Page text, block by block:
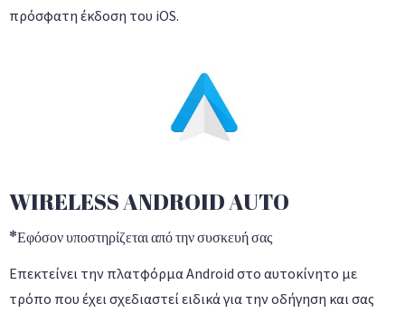
πρόσφατη έκδοση του iOS.
WIRELESS ANDROID AUTO
*Εφόσον υποστηρίζεται από την συσκευή σας
Επεκτείνει την πλατφόρμα Android στο αυτοκίνητο με
τρόπο που έχει σχεδιαστεί ειδικά για την οδήγηση και σας